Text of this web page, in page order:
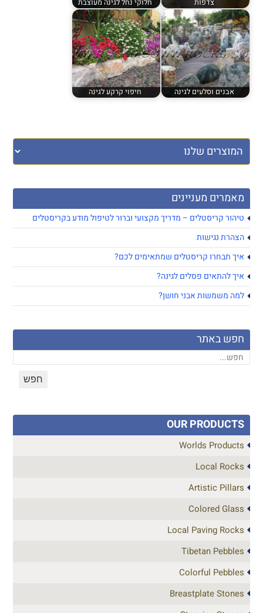
מאמרים מעניינים
טיהור קריסטלים – מדריך מקצועי וברור לטיפול מודע בקריסטלים
הצהרת נגישות
איך תבחרו קריסטלים שמתאימים לכם?
איך להתאים פסלים לגינה?
למה משמשות אבני חושן?
חפש באתר
צדפות חלוקי נחל לגינה מעוצבת
אבנים וסלעים לגינה חיפוי קרקע לגינה
OUR PRODUCTS
Worlds Products
Local Rocks
Artistic Pillars
Colored Glass
Local Paving Rocks
Tibetan Pebbles
Colorful Pebbles
Breastplate Stones